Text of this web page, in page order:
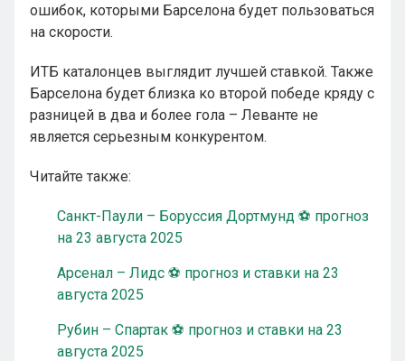
ошибок, которыми Барселона будет пользоваться
на скорости.
ИТБ каталонцев выглядит лучшей ставкой. Также
Барселона будет близка ко второй победе кряду с
разницей в два и более гола – Леванте не
является серьезным конкурентом.
Читайте также:
Санкт-Паули – Боруссия Дортмунд ⚽ прогноз
на 23 августа 2025
Арсенал – Лидс ⚽ прогноз и ставки на 23
августа 2025
Рубин – Спартак ⚽ прогноз и ставки на 23
августа 2025